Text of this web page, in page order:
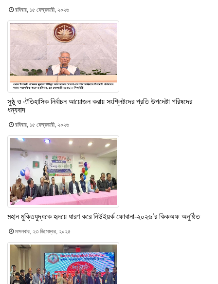
রবিবার, ১৫ ফেব্রুয়ারী, ২০২৬
সুষ্ঠু ও ঐতিহাসিক নির্বাচন আয়োজন করায় সংশ্লিষ্টদের প্রতি উপদেষ্টা পরিষদের
ধন্যবাদ
রবিবার, ১৫ ফেব্রুয়ারী, ২০২৬
মহান মুক্তিযুদ্ধকে হৃদয়ে ধারণ করে নিউইয়র্ক ফোবানা-২০২৬’র কিকঅফ অনুষ্ঠিত
মঙ্গলবার, ২৩ ডিসেম্বর, ২০২৫